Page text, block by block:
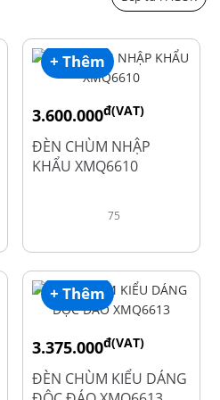
+ Thêm
3.600.000đ(VAT)
4.800.000
ĐÈN CHÙM NHẬP
KHẨU XMQ6610
75
+ Thêm
3.375.000đ(VAT)
4.500.000
ĐÈN CHÙM KIỂU DÁNG